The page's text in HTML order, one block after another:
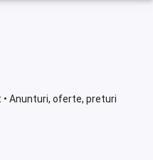
Anunturi, oferte, preturi